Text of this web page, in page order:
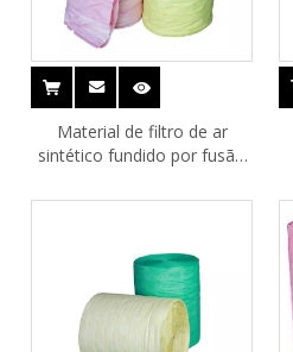
Material de filtro de ar
sintético fundido por fusão